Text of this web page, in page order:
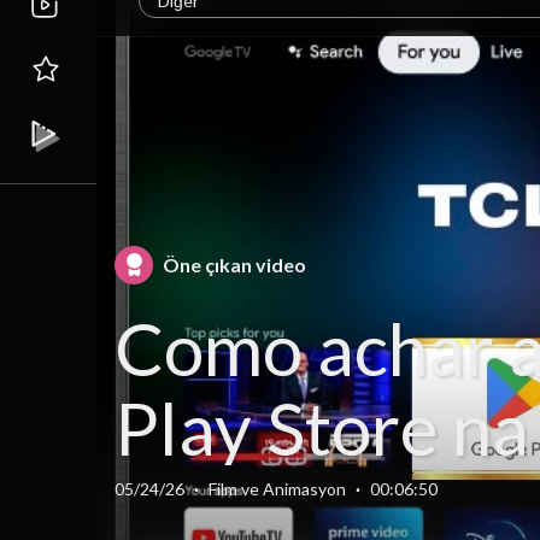
Öne çıkan video
Como achar
Play Store na
Google TV da
05/24/26 · Film ve Animasyon · 00:06:50